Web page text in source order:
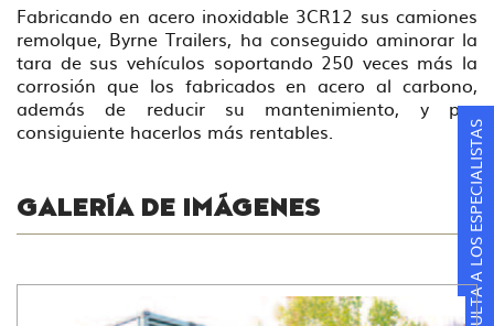
Fabricando en acero inoxidable 3CR12 sus camiones
remolque, Byrne Trailers, ha conseguido aminorar la
tara de sus vehículos soportando 250 veces más la
corrosión que los fabricados en acero al carbono,
además de reducir su mantenimiento, y por
consiguiente hacerlos más rentables.
GALERÍA DE IMÁGENES CONSULTA A LOS ESPECIALISTAS